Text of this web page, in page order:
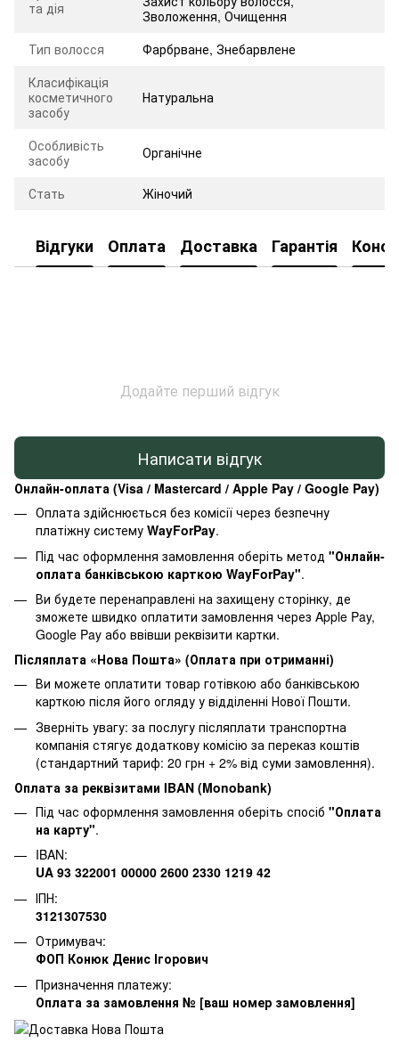
та дія
Зволоження, Очищення
Тип волосся
Фарбрване, Знебарвлене
Класифікація
косметичного
засобу
Натуральна
Особливість
засобу
Органічне
Стать Жіночий
Відгуки Оплата Доставка Гарантія
Додайте перший відгук
Написати відгук
Онлайн-оплата (Visa / Mastercard / Apple Pay / Google Pay)
Оплата здійснюється без комісії через безпечну
платіжну систему WayForPay.
Під час оформлення замовлення оберіть метод "Онлайн-
оплата банківською карткою WayForPay".
Ви будете перенаправлені на захищену сторінку, де
зможете швидко оплатити замовлення через Apple Pay,
Google Pay або ввівши реквізити картки.
Післяплата «Нова Пошта» (Оплата при отриманні)
Ви можете оплатити товар готівкою або банківською
карткою після його огляду у відділенні Нової Пошти.
Зверніть увагу: за послугу післяплати транспортна
компанія стягує додаткову комісію за переказ коштів
(стандартний тариф: 20 грн + 2% від суми замовлення).
Оплата за реквізитами IBAN (Monobank)
Під час оформлення замовлення оберіть спосіб "Оплата
на карту".
IBAN:
UA 93 322001 00000 2600 2330 1219 42
ІПН:
3121307530
Отримувач:
ФОП Конюк Денис Ігорович
Призначення платежу:
Оплата за замовлення № [ваш номер замовлення]